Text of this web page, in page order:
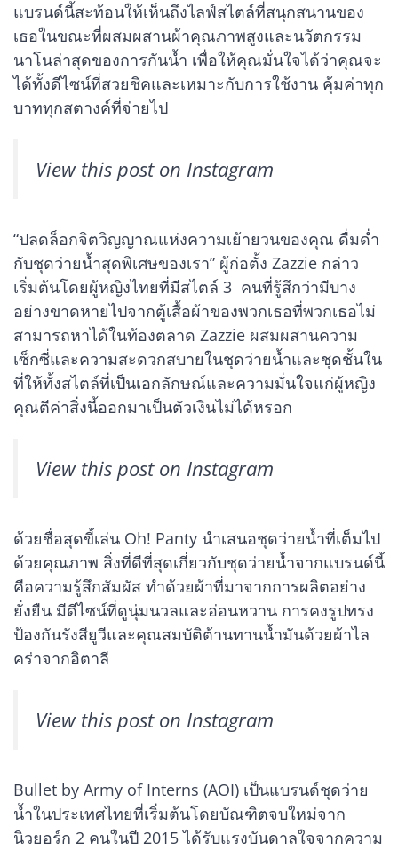
แบรนด์นี้สะท้อนให้เห็นถึงไลฟ์สไตล์ที่สนุกสนานของ
เธอในขณะที่ผสมผสานผ้าคุณภาพสูงและนวัตกรรม
นาโนล่าสุดของการกันน้ำ เพื่อให้คุณมั่นใจได้ว่าคุณจะ
ได้ทั้งดีไซน์ที่สวยชิคและเหมาะกับการใช้งาน คุ้มค่าทุก
บาททุกสตางค์ที่จ่ายไป
View this post on Instagram
“ปลดล็อกจิตวิญญาณแห่งความเย้ายวนของคุณ ดื่มด่ำ
กับชุดว่ายน้ำสุดพิเศษของเรา” ผู้ก่อตั้ง Zazzie กล่าว
เริ่มต้นโดยผู้หญิงไทยที่มีสไตล์ 3 คนที่รู้สึกว่ามีบาง
อย่างขาดหายไปจากตู้เสื้อผ้าของพวกเธอที่พวกเธอไม่
สามารถหาได้ในท้องตลาด Zazzie ผสมผสานความ
เซ็กซี่และความสะดวกสบายในชุดว่ายน้ำและชุดชั้นใน
ที่ให้ทั้งสไตล์ที่เป็นเอกลักษณ์และความมั่นใจแก่ผู้หญิง
คุณตีค่าสิ่งนี้ออกมาเป็นตัวเงินไม่ได้หรอก
View this post on Instagram
ด้วยชื่อสุดขี้เล่น Oh! Panty นำเสนอชุดว่ายน้ำที่เต็มไป
ด้วยคุณภาพ สิ่งที่ดีที่สุดเกี่ยวกับชุดว่ายน้ำจากแบรนด์นี้
คือความรู้สึกสัมผัส ทำด้วยผ้าที่มาจากการผลิตอย่าง
ยั่งยืน มีดีไซน์ที่ดูนุ่มนวลและอ่อนหวาน การคงรูปทรง
ป้องกันรังสียูวีและคุณสมบัติต้านทานน้ำมันด้วยผ้าไล
คร่าจากอิตาลี
View this post on Instagram
Bullet by Army of Interns (AOI) เป็นแบรนด์ชุดว่าย
น้ำในประเทศไทยที่เริ่มต้นโดยบัณฑิตจบใหม่จาก
นิวยอร์ก 2 คนในปี 2015 ได้รับแรงบันดาลใจจากความ